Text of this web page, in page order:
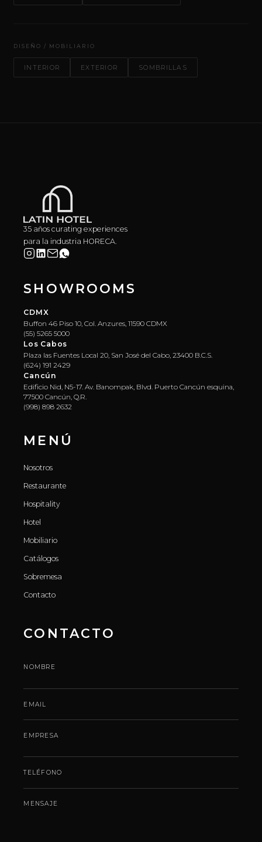
DISEÑO / MOBILIARIO
INTERIOR EXTERIOR SOMBRILLAS
35 años curating experiences
para la industria HORECA.
SHOWROOMS
CDMX
Buffon 46 Piso 10, Col. Anzures, 11590 CDMX
(55) 5265 5000
Los Cabos
Plaza las Fuentes Local 20, San José del Cabo, 23400 B.C.S.
(624) 191 2429
Cancún
Edificio Nid, N5-17. Av. Banompak, Blvd. Puerto Cancún esquina,
77500 Cancún, Q.R.
(998) 898 2632
MENÚ
Nosotros
Restaurante
Hospitality
Hotel
Mobiliario
Catálogos
Sobremesa
Contacto
CONTACTO
NOMBRE
EMAIL
EMPRESA
TELÉFONO
MENSAJE